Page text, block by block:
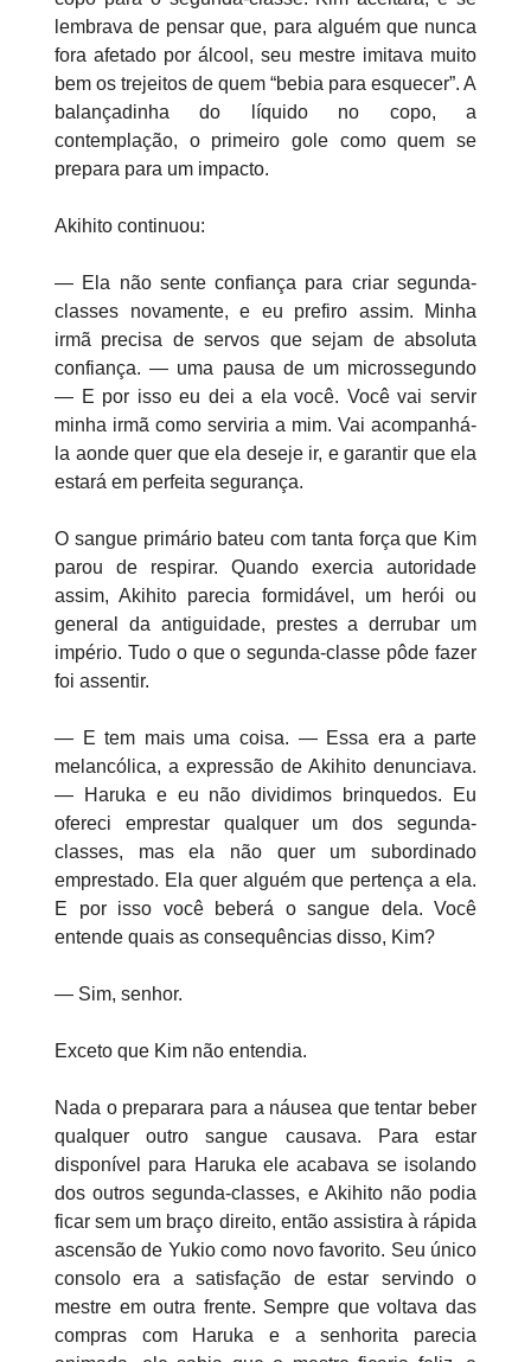
lembrava de pensar que, para alguém que nunca
fora afetado por álcool, seu mestre imitava muito
bem os trejeitos de quem “bebia para esquecer”. A
balançadinha do líquido no copo, a
contemplação, o primeiro gole como quem se
prepara para um impacto.
Akihito continuou:
— Ela não sente confiança para criar segunda-
classes novamente, e eu prefiro assim. Minha
irmã precisa de servos que sejam de absoluta
confiança. — uma pausa de um microssegundo
— E por isso eu dei a ela você. Você vai servir
minha irmã como serviria a mim. Vai acompanhá-
la aonde quer que ela deseje ir, e garantir que ela
estará em perfeita segurança.
O sangue primário bateu com tanta força que Kim
parou de respirar. Quando exercia autoridade
assim, Akihito parecia formidável, um herói ou
general da antiguidade, prestes a derrubar um
império. Tudo o que o segunda-classe pôde fazer
foi assentir.
— E tem mais uma coisa. — Essa era a parte
melancólica, a expressão de Akihito denunciava.
— Haruka e eu não dividimos brinquedos. Eu
ofereci emprestar qualquer um dos segunda-
classes, mas ela não quer um subordinado
emprestado. Ela quer alguém que pertença a ela.
E por isso você beberá o sangue dela. Você
entende quais as consequências disso, Kim?
— Sim, senhor.
Exceto que Kim não entendia.
Nada o preparara para a náusea que tentar beber
qualquer outro sangue causava. Para estar
disponível para Haruka ele acabava se isolando
dos outros segunda-classes, e Akihito não podia
ficar sem um braço direito, então assistira à rápida
ascensão de Yukio como novo favorito. Seu único
consolo era a satisfação de estar servindo o
mestre em outra frente. Sempre que voltava das
compras com Haruka e a senhorita parecia